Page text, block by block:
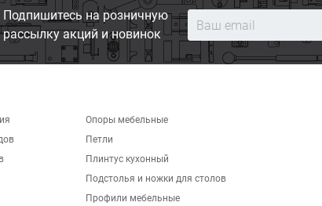
Подпишитесь на розничную
рассылку акций и новинок
Опоры мебельные
Петли
Плинтус кухонный
Подстолья и ножки для столов
Профили мебельные